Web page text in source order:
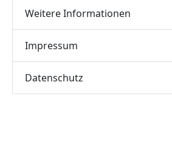
Weitere Informationen
Impressum
Datenschutz